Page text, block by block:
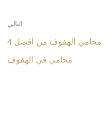
التالي
محامي الهفوف من افضل 4
محامي في الهفوف